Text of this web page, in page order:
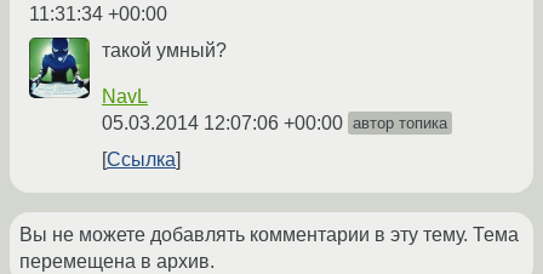
11:31:34 +00:00
такой умный?
NavL
05.03.2014 12:07:06 +00:00 автор топика
Ссылка
Вы не можете добавлять комментарии в эту тему. Тема
перемещена в архив.